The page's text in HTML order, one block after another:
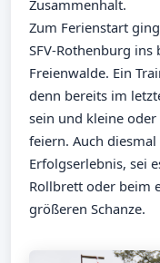
Zusammenhalt.
Zum Ferienstart
SFV-Rothenburg
Freienwalde. Ein
denn bereits im
sein und kleine
feiern. Auch
Erfolgserlebnis, sei
Rollbrett oder beim
größeren Schanze.